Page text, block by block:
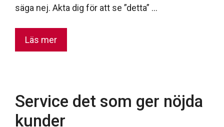
säga nej. Akta dig för att se ”detta” …
Läs mer
Service det som ger nöjda
kunder